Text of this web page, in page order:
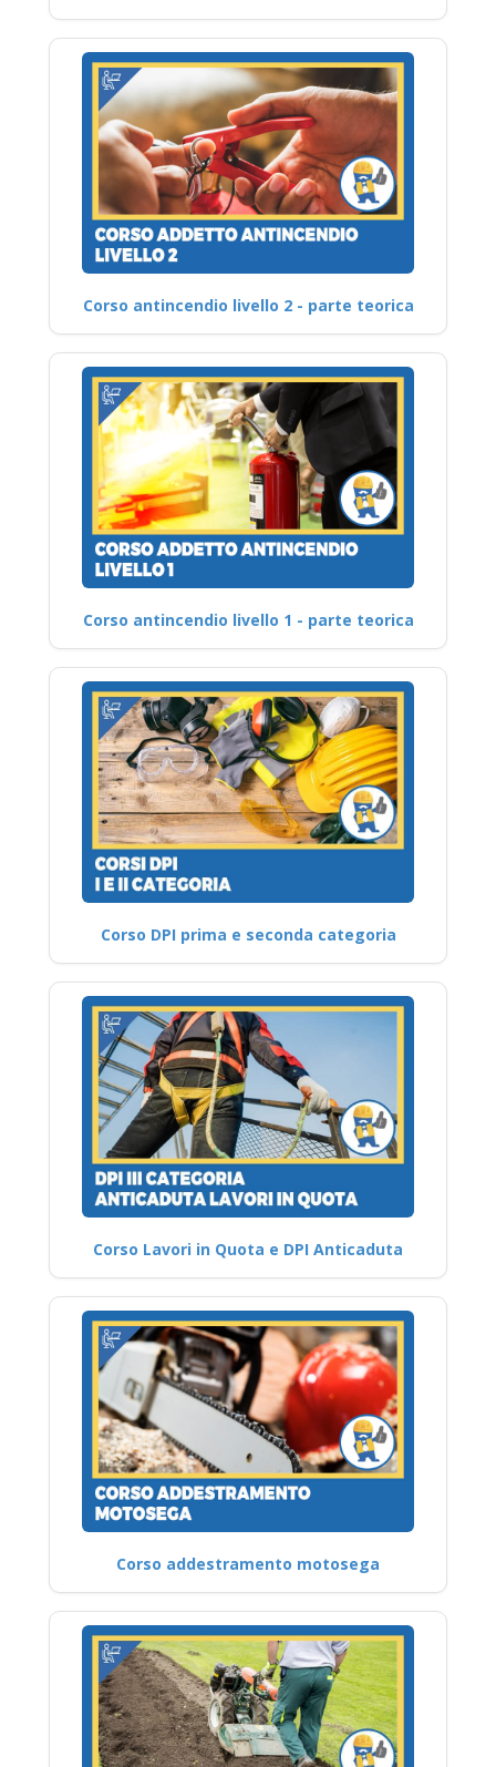
Corso antincendio livello 2 - parte teorica
Corso antincendio livello 1 - parte teorica
Corso DPI prima e seconda categoria
Corso Lavori in Quota e DPI Anticaduta
Corso addestramento motosega